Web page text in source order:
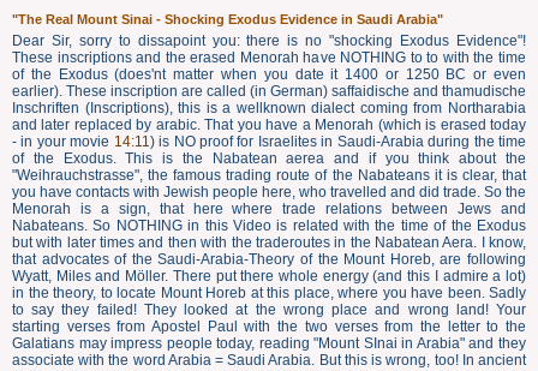
"The Real Mount Sinai - Shocking Exodus Evidence in Saudi Arabia"
Dear Sir, sorry to dissapoint you: there is no "shocking Exodus Evidence"!
These inscriptions and the erased Menorah have NOTHING to to with the time
of the Exodus (does'nt matter when you date it 1400 or 1250 BC or even
earlier). These inscription are called (in German) saffaidische and thamudische
Inschriften (Inscriptions), this is a wellknown dialect coming from Northarabia
and later replaced by arabic. That you have a Menorah (which is erased today
- in your movie 14:11) is NO proof for Israelites in Saudi-Arabia during the time
of the Exodus. This is the Nabatean aerea and if you think about the
"Weihrauchstrasse", the famous trading route of the Nabateans it is clear, that
you have contacts with Jewish people here, who travelled and did trade. So the
Menorah is a sign, that here where trade relations between Jews and
Nabateans. So NOTHING in this Video is related with the time of the Exodus
but with later times and then with the traderoutes in the Nabatean Aera. I know,
that advocates of the Saudi-Arabia-Theory of the Mount Horeb, are following
Wyatt, Miles and Möller. There put there whole energy (and this I admire a lot)
in the theory, to locate Mount Horeb at this place, where you have been. Sadly
to say they failed! They looked at the wrong place and wrong land! Your
starting verses from Apostel Paul with the two verses from the letter to the
Galatians may impress people today, reading "Mount SInai in Arabia" and they
associate with the word Arabia = Saudi Arabia. But this is wrong, too! In ancient